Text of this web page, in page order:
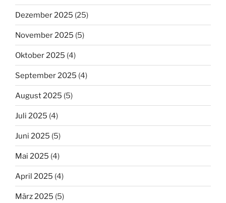
Dezember 2025 (25)
November 2025 (5)
Oktober 2025 (4)
September 2025 (4)
August 2025 (5)
Juli 2025 (4)
Juni 2025 (5)
Mai 2025 (4)
April 2025 (4)
März 2025 (5)